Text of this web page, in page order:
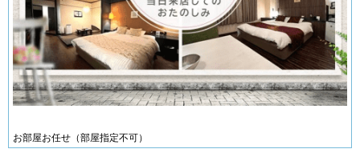
お部屋お任せ（部屋指定不可）